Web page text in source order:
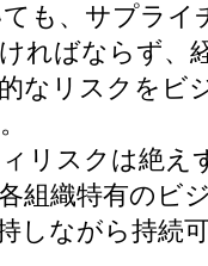
も、サプライ
ればならず、
なリスクをビ
リスクは絶え
組織特有のビ
しながら持続